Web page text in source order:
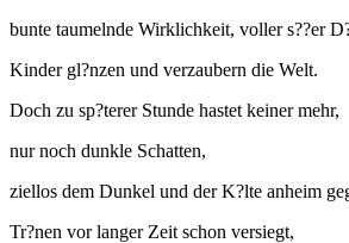
bunte taumelnde Wirklichkeit, voller s??er
Kinder gl?nzen und verzaubern die Welt.
Doch zu sp?terer Stunde hastet keiner mehr,
nur noch dunkle Schatten,
ziellos dem Dunkel und der K?lte anheim
Tr?nen vor langer Zeit schon versiegt,